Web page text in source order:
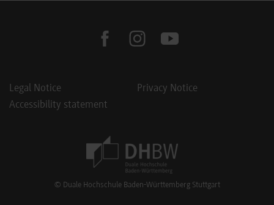
Footer Meta Navigation
facebookinstagramyoutube
Legal Notice
Privacy Notice
Accessibility statement
© Duale Hochschule Baden-Württemberg Stuttgart